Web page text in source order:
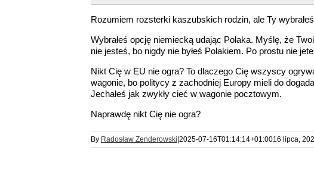
Rozumiem rozsterki kaszubskich rodzin, ale Ty
Wybrałeś opcję niemiecką udając Polaka. Myślę, że
nie jesteś, bo nigdy nie byłeś Polakiem. Po prostu nie
Nikt Cię w EU nie ogra? To dlaczego Cię wszyscy
wagonie, bo politycy z zachodniej Europy mieli do
Jechałeś jak zwykły cieć w wagonie pocztowym.
Naprawdę nikt Cię nie ogra?
By Radosław Zenderowski 2025-07-16T01:14:14+01:0016 lipca,